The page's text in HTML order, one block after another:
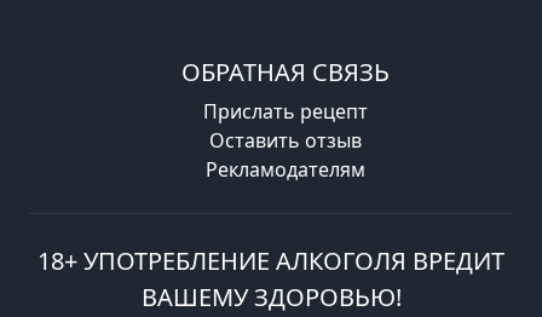
ОБРАТНАЯ СВЯЗЬ
Прислать рецепт
Оставить отзыв
Рекламодателям
18+ УПОТРЕБЛЕНИЕ АЛКОГОЛЯ ВРЕДИТ
ВАШЕМУ ЗДОРОВЬЮ!